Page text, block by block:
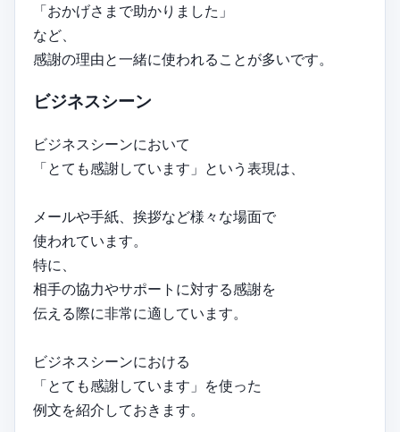
「おかげさまで助かりました」
など、
感謝の理由と一緒に使われることが多いです。
ビジネスシーン
ビジネスシーンにおいて
「とても感謝しています」という表現は、
メールや手紙、挨拶など様々な場面で
使われています。
特に、
相手の協力やサポートに対する感謝を
伝える際に非常に適しています。
ビジネスシーンにおける
「とても感謝しています」を使った
例文を紹介しておきます。